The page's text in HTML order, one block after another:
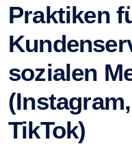
Praktiken
sozialen
TikTok)